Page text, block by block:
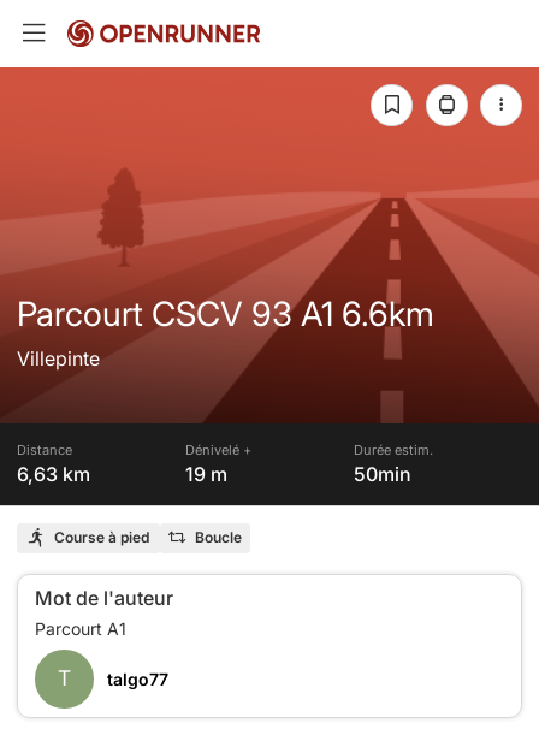
Parcourt CSCV 93 A1 6.6km
Villepinte
Distance
6,63 km
Dénivelé +
19 m
Durée estim.
50min
Course à pied Boucle
Mot de l'auteur
T talgo77